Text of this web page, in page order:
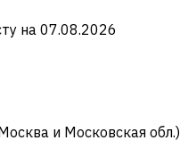
на 07.08.2026
и Московская обл.)